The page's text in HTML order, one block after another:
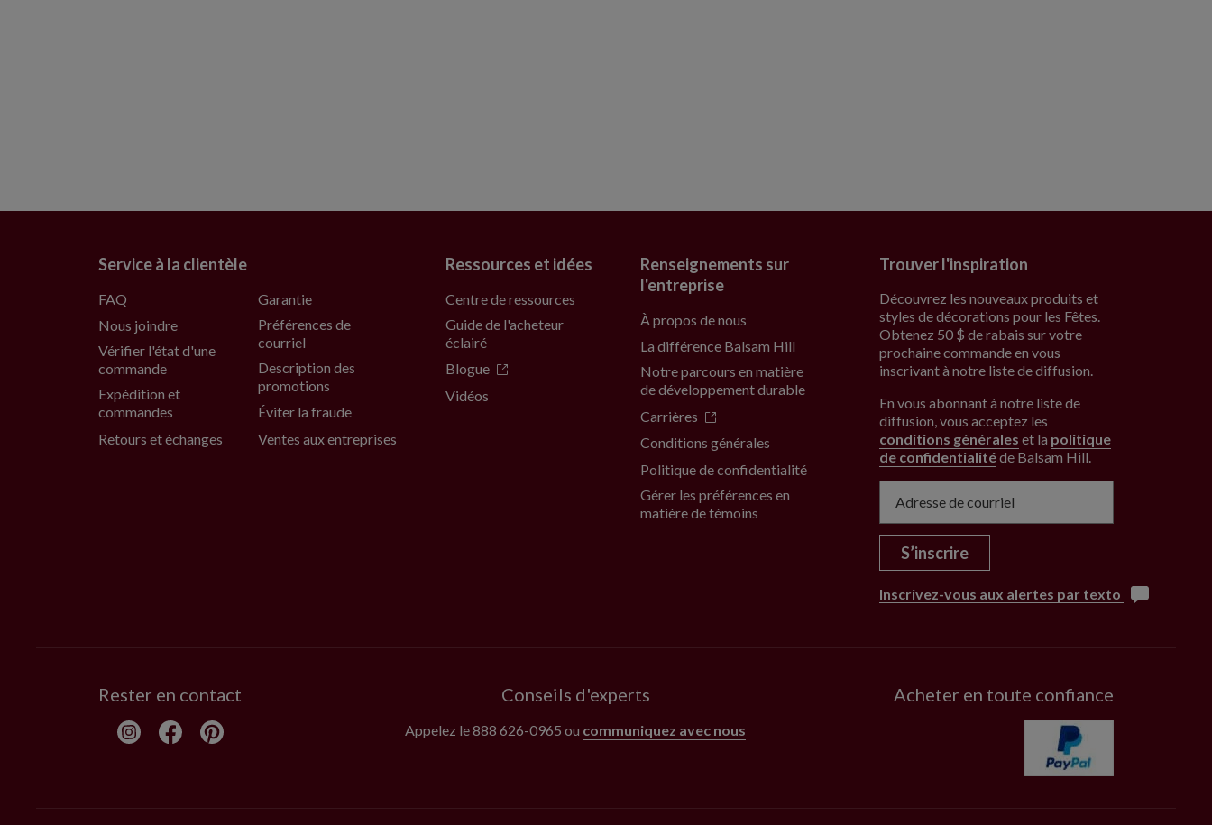
Service à la clientèle
FAQ
Nous joindre
Vérifier l'état d'une
commande
Expédition et
commandes
Retours et échanges
Garantie
Préférences de
courriel
Description des
promotions
Éviter la fraude
Ventes aux entreprises
Ressources et idées
Centre de ressources
Guide de l'acheteur
éclairé
Blogue
Vidéos
Renseignements sur
l'entreprise
À propos de nous
La différence Balsam Hill
Notre parcours en matière
de développement durable
Carrières
Conditions générales
Politique de confidentialité
Gérer les préférences en
matière de témoins
Trouver l'inspiration
Découvrez les nouveaux produits et
styles de décorations pour les Fêtes.
Obtenez 50 $ de rabais sur votre
prochaine commande en vous
inscrivant à notre liste de diffusion.
En vous abonnant à notre liste de
diffusion, vous acceptez les
conditions générales et la politique
de confidentialitéde Balsam Hill
S’inscrire
Inscrivez-vous aux alertes par texto
Rester en contact Conseils d'experts
Appelez le888 626-0965 ou communiquez avec nous
Acheter en toute confiance